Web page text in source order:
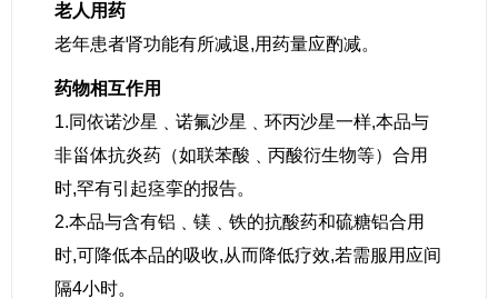
老人用药
老年患者肾功能有所减退,用药量应酌减。
药物相互作用
1.同依诺沙星﹑诺氟沙星﹑环丙沙星一样,本品与
非甾体抗炎药（如联苯酸﹑丙酸衍生物等）合用
时,罕有引起痉挛的报告。
2.本品与含有铝﹑镁﹑铁的抗酸药和硫糖铝合用
时,可降低本品的吸收,从而降低疗效,若需服用应间
隔4小时。